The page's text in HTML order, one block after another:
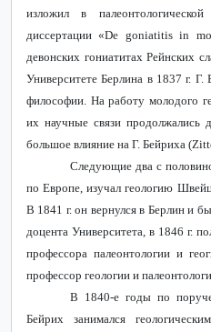
изложил в
диссертации «De goniatitis in
девонских гониатитах Рейнских
Университете Берлина в 1837 г. Г.
философии. На работу молодого
их научные связи продолжались
большое влияние на Г. Бейриха (
Следующие два с
по Европе, изучал геологию
В 1841 г. он вернулся в Берлин и
доцента Университета, в 1846 г.
профессора палеонтологии и
профессор геологии и
В 1840-е годы по
Бейрих занимался